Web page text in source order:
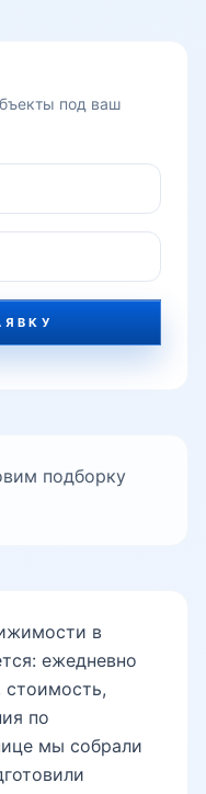
под ваш
подборку
в
ежедневно
стоимость,
по
мы собрали